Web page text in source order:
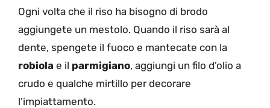
Ogni volta che il riso ha bisogno di brodo
aggiungete un mestolo. Quando il riso sarà al
dente, spengete il fuoco e mantecate con la
robiola e il parmigiano, aggiungi un filo d’olio a
crudo e qualche mirtillo per decorare
l’impiattamento.